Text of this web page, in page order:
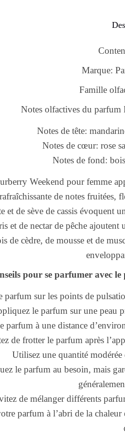
Marque:
Famille
Notes olfactives du
Notes de tête:
Notes de cœur: rose
Notes de fond:
Weekend pour femme
de notes fruitées,
et de sève de cassis
et de nectar de pêche
de cèdre, de mousse et de
pour se parfumer avec
parfum sur les points de
le parfum sur une peau
parfum à une distance
de frotter le parfum après
Utilisez une quantité
le parfum au besoin, mais
de mélanger différents
parfum à l’abri de la